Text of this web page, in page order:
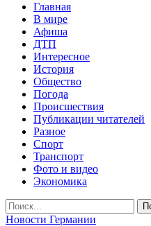
Главная
В мире
Афиша
ДТП
Интересное
История
Общество
Погода
Происшествия
Публикации читателей
Разное
Спорт
Транспорт
Фото и видео
Экономика
Новости Германии